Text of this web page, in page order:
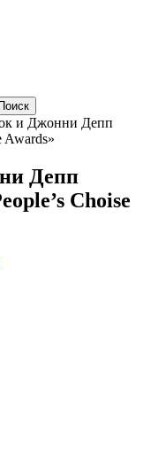
и Джонни Депп
Awards»
Депп
Choise